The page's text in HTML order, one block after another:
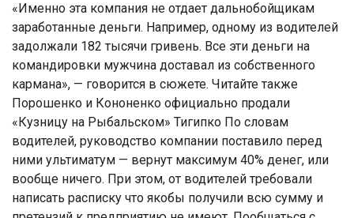
«Именно эта компания не отдает дальнобойщикам
заработанные деньги. Например, одному из водителей
задолжали 182 тысячи гривень. Все эти деньги на
командировки мужчина доставал из собственного
кармана», — говорится в сюжете. Читайте также
Порошенко и Кононенко официально продали
«Кузницу на Рыбальском» Тигипко По словам
водителей, руководство компании поставило перед
ними ультиматум — вернут максимум 40% денег, или
вообще ничего. При этом, от водителей требовали
написать расписку что якобы получили всю сумму и